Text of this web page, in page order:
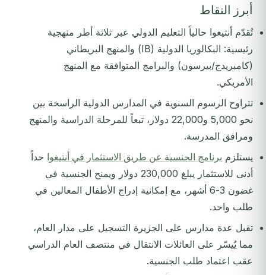
أبرز النقاط
تُقدّم أنتيغوا حالياً التعليم الدولي عبر ثلاثة أطر منهجية
رئيسية: البكالوريا الدولية (IB) والمنهج البريطاني
(كامبريدج/بيرسون) والبرامج المتوافقة مع المنهج
الأمريكي.
تتراوح الرسوم السنوية في المدارس الدولية الراسخة بين
نحو 5,000 و22,000 دولار، تبعاً للمرحلة الدراسية والمنهج
ومرافق المدرسة.
يستلزم برنامج الجنسية عن طريق الاستثمار في أنتيغوا حداً
أدنى للاستثمار يبلغ 230,000 دولار ويمنح الجنسية في
غضون 3-6 أشهر، مع إمكانية إدراج الأطفال المعالين في
طلب واحد.
تقبل عدة مدارس على الجزيرة التسجيل على مدار العام،
مما يُيسّر على العائلات الانتقال في منتصف العام الدراسي
عقب اعتماد طلب الجنسية.